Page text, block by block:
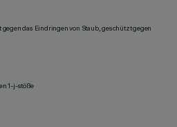
das Eindringen von Staub, geschützt gegen
1-j-stöße